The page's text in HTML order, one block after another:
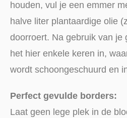
houden, vul je een emmer
halve liter plantaardige olie
doorroert. Na gebruik van je
het hier enkele keren in,
wordt schoongeschuurd en
Perfect gevulde borders:
Laat geen lege plek in de